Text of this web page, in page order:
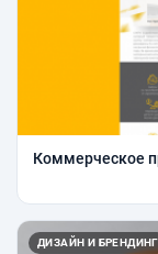
Коммерческое
ДИЗАЙН И БРЕНДИНГ